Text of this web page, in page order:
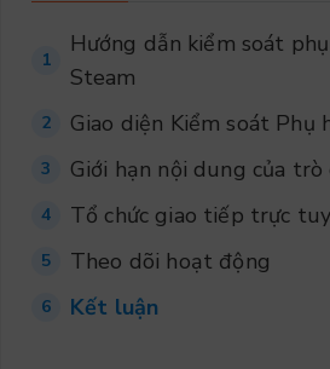
1
Hướng dẫn kiểm soát
Steam
2 Giao diện Kiểm soát Phụ
3 Giới hạn nội dung của trò
4 Tổ chức giao tiếp trực
5 Theo dõi hoạt động
6 Kết luận